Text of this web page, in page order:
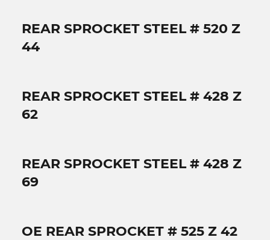
REAR SPROCKET STEEL # 520 Z
44
REAR SPROCKET STEEL # 428 Z
62
REAR SPROCKET STEEL # 428 Z
69
OE REAR SPROCKET # 525 Z 42